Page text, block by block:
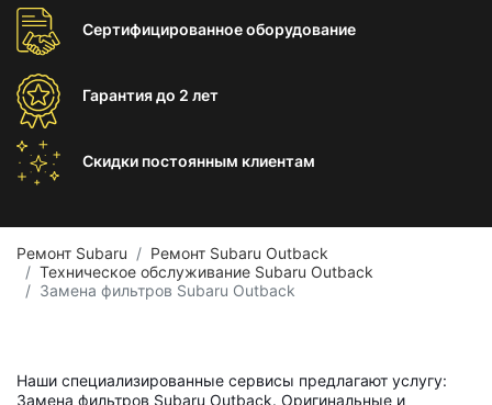
Сертифицированноеоборудование
Гарантиядо 2 лет
Скидки постоянным клиентам
Ремонт Subaru
Ремонт Subaru Outback
Техническое обслуживание Subaru Outback
Замена фильтров Subaru Outback
Наши специализированные сервисы предлагают услугу:
Замена фильтров Subaru Outback. Оригинальные и